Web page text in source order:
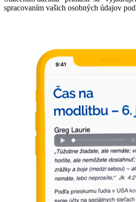
spracovaním vašich osobných údajov